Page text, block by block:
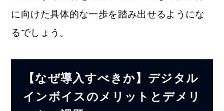
に向けた具体的な一歩を踏み出せるようにな
るでしょう。
【なぜ導入すべきか】デジタル
インボイスのメリットとデメリ